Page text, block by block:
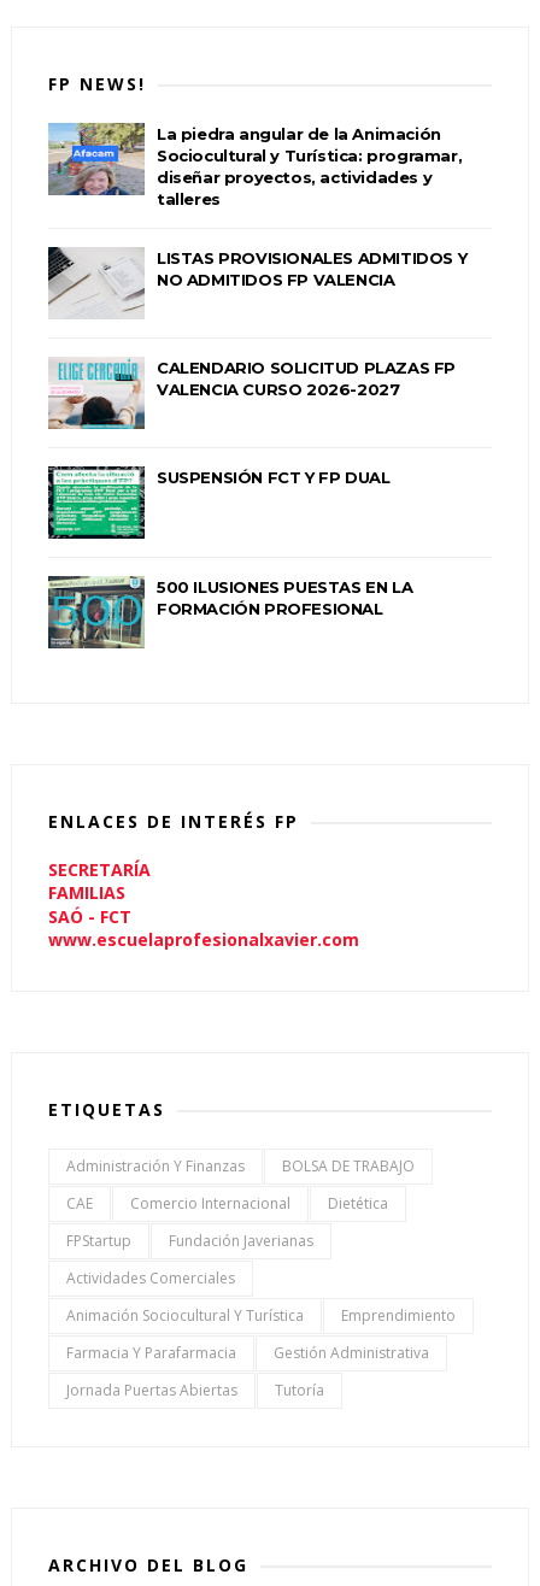
FP NEWS!
La piedra angular de la Animación
Sociocultural y Turística: programar,
diseñar proyectos, actividades y
talleres
LISTAS PROVISIONALES ADMITIDOS Y
NO ADMITIDOS FP VALENCIA
CALENDARIO SOLICITUD PLAZAS FP
VALENCIA CURSO 2026-2027
SUSPENSIÓN FCT Y FP DUAL
500 ILUSIONES PUESTAS EN LA
FORMACIÓN PROFESIONAL
ENLACES DE INTERÉS FP
SECRETARÍA
FAMILIAS
SAÓ - FCT
www.escuelaprofesionalxavier.com
ETIQUETAS
Administración Y Finanzas
BOLSA DE TRABAJO
CAE
Comercio Internacional
Dietética
FPStartup
Fundación Javerianas
Actividades Comerciales
Animación Sociocultural Y Turística
Emprendimiento
Farmacia Y Parafarmacia
Gestión Administrativa
Jornada Puertas Abiertas
Tutoría
ARCHIVO DEL BLOG